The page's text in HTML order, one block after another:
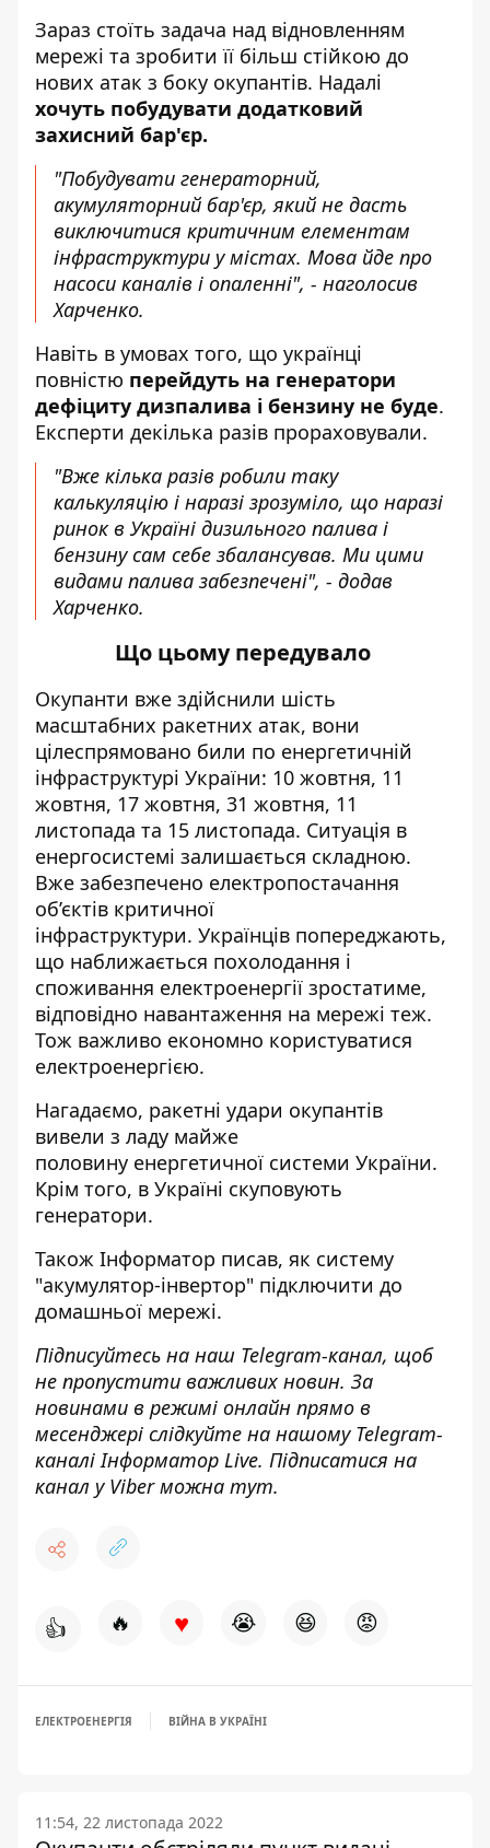
Зараз стоїть задача над відновленням
мережі та зробити її більш стійкою до
нових атак з боку окупантів. Надалі
хочуть побудувати додатковий
захисний бар'єр.
"Побудувати генераторний,
акумуляторний бар'єр, який не дасть
виключитися критичним елементам
інфраструктури у містах. Мова йде про
насоси каналів і опаленні", - наголосив
Харченко.
Навіть в умовах того, що українці
повністю перейдуть на генератори
дефіциту дизпалива і бензину не буде.
Експерти декілька разів прораховували.
"Вже кілька разів робили таку
калькуляцію і наразі зрозуміло, що наразі
ринок в Україні дизильного палива і
бензину сам себе збалансував. Ми цими
видами палива забезпечені", - додав
Харченко.
Що цьому передувало
Окупанти вже здійснили шість
масштабних ракетних атак, вони
цілеспрямовано били по енергетичній
інфраструктурі України: 10 жовтня, 11
жовтня, 17 жовтня, 31 жовтня, 11
листопада та 15 листопада. Ситуація в
енергосистемі залишається складною.
Вже забезпечено електропостачання
об’єктів критичної
інфраструктури. Українців попереджають,
що наближається похолодання і
споживання електроенергії зростатиме,
відповідно навантаження на мережі теж.
Тож важливо економно користуватися
електроенергією.
Нагадаємо, ракетні удари окупантів
вивели з ладу майже
половину енергетичної системи України.
Крім того, в Україні скуповують
генератори.
Також Інформатор писав, як систему
"акумулятор-інвертор" підключити до
домашньої мережі.
Підписуйтесь на наш Telegram-канал, щоб
не пропустити важливих новин. За
новинами в режимі онлайн прямо в
месенджері слідкуйте на нашому Telegram-
каналіІнформатор Live. Підписатися на
канал у Viber можна тут.
👍 🔥 ♥ 😭 😆 😡
ЕЛЕКТРОЕНЕРГІЯ ВІЙНА В УКРАЇНІ
11:54, 22 листопада 2022